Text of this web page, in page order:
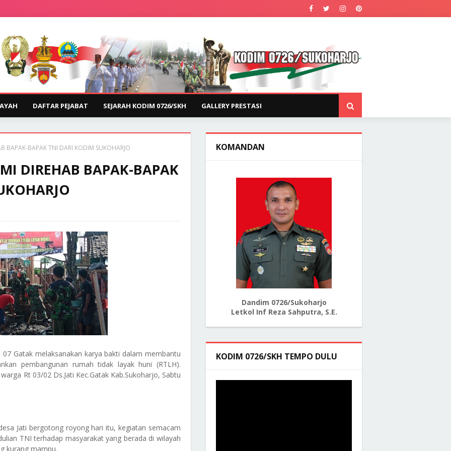
DAFTAR PEJABAT SEJARAH KODIM 0726/SKH GALLERY PRESTASI
BAPAK-BAPAK TNI DARI KODIM SUKOHARJO
DIREHAB BAPAK-BAPAK
Gatak melaksanakan karya bakti dalam membantu
pembangunan rumah tidak layak huni (RTLH).
Rt 03/02 Ds.Jati Kec.Gatak Kab.Sukoharjo, Sabtu
Jati bergotong royong hari itu, kegiatan semacam
TNI terhadap masyarakat yang berada di wilayah
kurang mampu.
KOMANDAN
Dandim 0726/Sukoharjo
Letkol Inf Reza Sahputra, S.E.
KODIM 0726/SKH TEMPO DULU